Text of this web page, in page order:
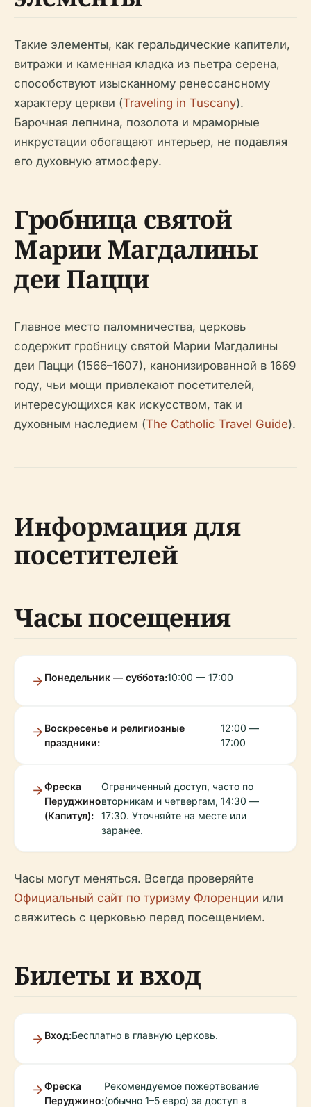
Такие элементы, как геральдические капители,
витражи и каменная кладка из пьетра серена,
способствуют изысканному ренессансному
характеру церкви (Traveling in Tuscany).
Барочная лепнина, позолота и мраморные
инкрустации обогащают интерьер, не подавляя
его духовную атмосферу.
Гробница святой
Марии Магдалины
деи Пацци
Главное место паломничества, церковь
содержит гробницу святой Марии Магдалины
деи Пацци (1566–1607), канонизированной в 1669
году, чьи мощи привлекают посетителей,
интересующихся как искусством, так и
духовным наследием (The Catholic Travel Guide).
Информация для
посетителей
Часы посещения
Понедельник — суббота:10:00 — 17:00
Воскресенье и религиозные
праздники:
12:00 —
17:00
Фреска
Перуджино
(Капитул):
Ограниченный доступ, часто по
вторникам и четвергам, 14:30 —
17:30. Уточняйте на месте или
заранее.
Часы могут меняться. Всегда проверяйте
Официальный сайт по туризму Флоренции или
свяжитесь с церковью перед посещением.
Билеты и вход
Вход:Бесплатно в главную церковь.
Фреска
Перуджино:
Рекомендуемое пожертвование
(обычно 1–5 евро) за доступ в